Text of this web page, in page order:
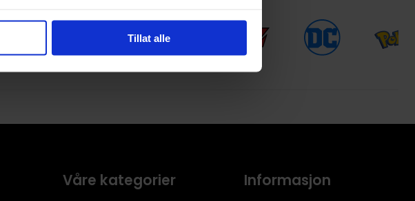
Tillat alle
Våre kategorier Informasjon